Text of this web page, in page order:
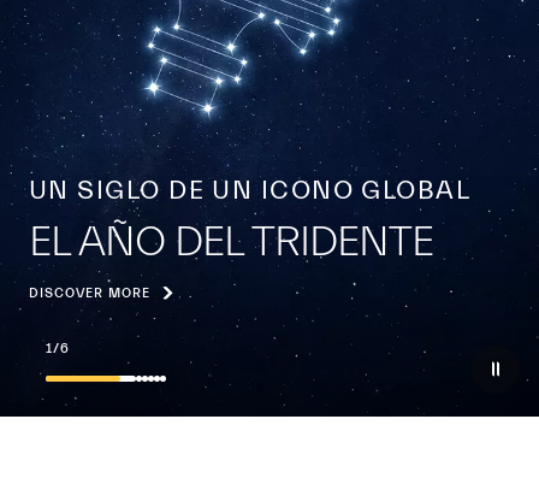
UN SIGLO DE UN ICONO GLOBAL
EL AÑO DEL TRIDENTE
DISCOVER MORE
2/6